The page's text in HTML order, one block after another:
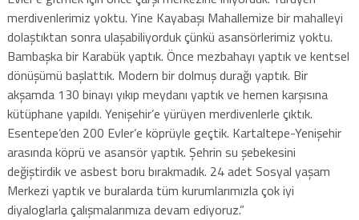
merdivenlerimiz yoktu. Yine Kayabaşı Mahallemize bir mahalleyi
dolaştıktan sonra ulaşabiliyorduk çünkü asansörlerimiz yoktu.
Bambaşka bir Karabük yaptık. Önce mezbahayı yaptık ve kentsel
dönüşümü başlattık. Modern bir dolmuş durağı yaptık. Bir
akşamda 130 binayı yıkıp meydanı yaptık ve hemen karşısına
kütüphane yapıldı. Yenişehir’e yürüyen merdivenlerle çıktık.
Esentepe’den 200 Evler’e köprüyle geçtik. Kartaltepe-Yenişehir
arasında köprü ve asansör yaptık. Şehrin su şebekesini
değiştirdik ve asbest boru bırakmadık. 24 adet Sosyal yaşam
Merkezi yaptık ve buralarda tüm kurumlarımızla çok iyi
diyaloglarla çalışmalarımıza devam ediyoruz.”